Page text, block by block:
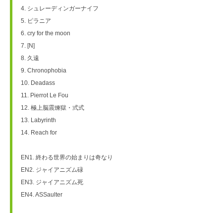
4. シュレーディンガーナイフ
5. ピラニア
6. cry for the moon
7. [N]
8. 久遠
9. Chronophobia
10. Deadass
11. Pierrot Le Fou
12. 極上脳震煉獄・弎式
13. Labyrinth
14. Reach for
EN1. 終わる世界の始まりは奇なり
EN2. ジャイアニズム碌
EN3. ジャイアニズム死
EN4. ASSaulter